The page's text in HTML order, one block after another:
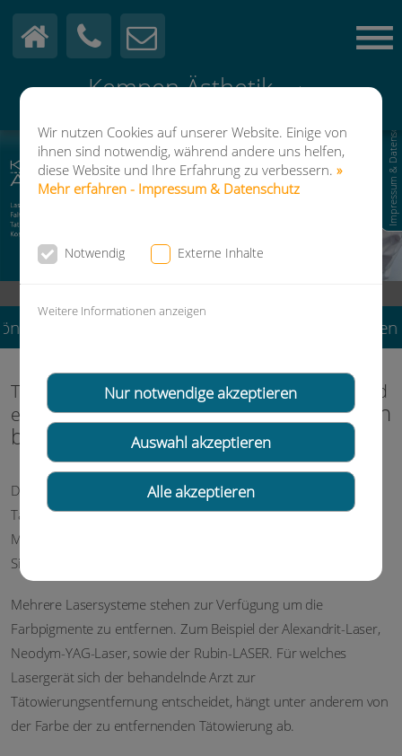
Wir nutzen Cookies auf unserer Website. Einige von
ihnen sind notwendig, während andere uns helfen,
diese Website und Ihre Erfahrung zu verbessern.»
Mehr erfahren - Impressum & Datenschutz
Notwendig Externe Inhalte
Weitere Informationen anzeigen
Nur notwendige akzeptieren
Auswahl akzeptieren
Alle akzeptieren
Impressum & Datenschutz
Kempen ÄsthetikGmbH
Sie wieder Termine zur Fußpflege
Tattoo Entfernung mit dem Laser · schnell und
effizient ohne Narbenbildung(Lassen Sie sich
beraten!)
Durch Laserbehandlungen können sowohl professionelle
Tätowierungen als auch kosmetische Tätowierung (Permanent
Make-up) sowie die Schmutztätowierung in meist mehreren
Sitzungen gut und risikoarm entfernen werden.
Mehrere Lasersysteme stehen zur Verfügung um die
Farbpigmente zu entfernen. Zum Beispiel der Alexandrit-Laser,
Neodym-YAG-Laser, sowie der Rubin-LASER. Für welches
Lasergerät sich der behandelnde Arzt zur
Tätowierungsentfernung entscheidet, hängt unter anderem von
der Farbe der zu entfernenden Tätowierung ab.